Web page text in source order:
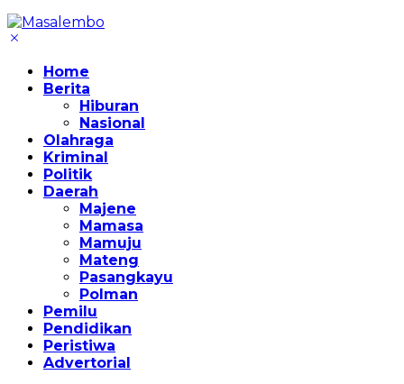
Home
Berita
Hiburan
Nasional
Olahraga
Kriminal
Politik
Daerah
Majene
Mamasa
Mamuju
Mateng
Pasangkayu
Polman
Pemilu
Pendidikan
Peristiwa
Advertorial